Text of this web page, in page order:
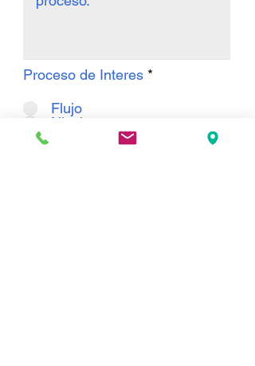
Proceso de Interes *
Flujo
Nivel